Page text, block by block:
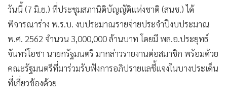
วันนี้ (7 มิ.ย.) ที่ประชุมสภานิติบัญญัติแห่งชาติ (สนช.) ได้
พิจารณาร่าง พ.ร.บ. งบประมาณรายจ่ายประจําปีงบประมาณ
พ.ศ. 2562 จํานวน 3,000,000 ล้านบาท โดยมี พล.อ.ประยุทธ์
จันทร์โอชา นายกรัฐมนตรี มากล่าวรายงานต่อสมาชิก พร้อมด้วย
คณะรัฐมนตรีที่มาร่วมรับฟังการอภิปรายแลชี้แจงในบางประเด็น
ที่เกี่ยวข้องด้วย